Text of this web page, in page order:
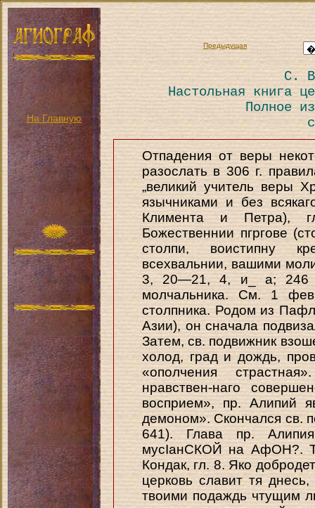
На Главную
Предыдущая
С.
Настольная книга
Полное
Отпадения от веры
разослать в 306 г.
„великий учитель веры
язычниками и без
Климента и Петра),
Божественнии пгргове
столпи, воистипну
всехвальнии, вашими
3, 20—21, 4, и_ а; 246
молчальника. См. 1
столпника. Родом из
Азии), он сначала
Затем, св. подвижник
холод, град и дождь,
«ополчения
нравствен-наго
восприем», пр. Алипий
демоном». Скончался св.
641). Глава пр.
мусІанСКОЙ на АфОН?.
Кондак, гл. 8. Яко
церковь славит тя
твоими подаждь чтущим